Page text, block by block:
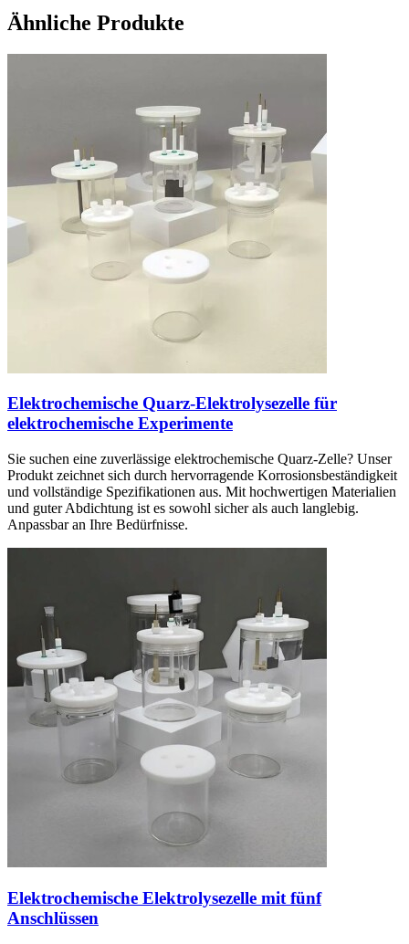
Ähnliche Produkte
Elektrochemische Quarz-Elektrolysezelle für
elektrochemische Experimente
Sie suchen eine zuverlässige elektrochemische Quarz-Zelle? Unser
Produkt zeichnet sich durch hervorragende Korrosionsbeständigkeit
und vollständige Spezifikationen aus. Mit hochwertigen Materialien
und guter Abdichtung ist es sowohl sicher als auch langlebig.
Anpassbar an Ihre Bedürfnisse.
Elektrochemische Elektrolysezelle mit fünf
Anschlüssen